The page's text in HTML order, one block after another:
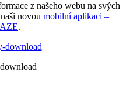
z našeho webu na svých
novou mobilní aplikaci –
.